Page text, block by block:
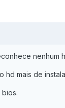
nenhum
hd mais de